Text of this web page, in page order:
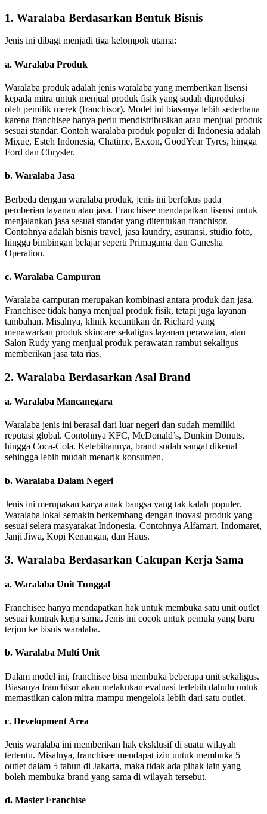
1. Waralaba Berdasarkan Bentuk Bisnis
Jenis ini dibagi menjadi tiga kelompok utama:
a. Waralaba Produk
Waralaba produk adalah jenis waralaba yang memberikan lisensi
kepada mitra untuk menjual produk fisik yang sudah diproduksi
oleh pemilik merek (franchisor). Model ini biasanya lebih sederhana
karena franchisee hanya perlu mendistribusikan atau menjual produk
sesuai standar. Contoh waralaba produk populer di Indonesia adalah
Mixue, Esteh Indonesia, Chatime, Exxon, GoodYear Tyres, hingga
Ford dan Chrysler.
b. Waralaba Jasa
Berbeda dengan waralaba produk, jenis ini berfokus pada
pemberian layanan atau jasa. Franchisee mendapatkan lisensi untuk
menjalankan jasa sesuai standar yang ditentukan franchisor.
Contohnya adalah bisnis travel, jasa laundry, asuransi, studio foto,
hingga bimbingan belajar seperti Primagama dan Ganesha
Operation.
c. Waralaba Campuran
Waralaba campuran merupakan kombinasi antara produk dan jasa.
Franchisee tidak hanya menjual produk fisik, tetapi juga layanan
tambahan. Misalnya, klinik kecantikan dr. Richard yang
menawarkan produk skincare sekaligus layanan perawatan, atau
Salon Rudy yang menjual produk perawatan rambut sekaligus
memberikan jasa tata rias.
2. Waralaba Berdasarkan Asal Brand
a. Waralaba Mancanegara
Waralaba jenis ini berasal dari luar negeri dan sudah memiliki
reputasi global. Contohnya KFC, McDonald’s, Dunkin Donuts,
hingga Coca-Cola. Kelebihannya, brand sudah sangat dikenal
sehingga lebih mudah menarik konsumen.
b. Waralaba Dalam Negeri
Jenis ini merupakan karya anak bangsa yang tak kalah populer.
Waralaba lokal semakin berkembang dengan inovasi produk yang
sesuai selera masyarakat Indonesia. Contohnya Alfamart, Indomaret,
Janji Jiwa, Kopi Kenangan, dan Haus.
3. Waralaba Berdasarkan Cakupan Kerja Sama
a. Waralaba Unit Tunggal
Franchisee hanya mendapatkan hak untuk membuka satu unit outlet
sesuai kontrak kerja sama. Jenis ini cocok untuk pemula yang baru
terjun ke bisnis waralaba.
b. Waralaba Multi Unit
Dalam model ini, franchisee bisa membuka beberapa unit sekaligus.
Biasanya franchisor akan melakukan evaluasi terlebih dahulu untuk
memastikan calon mitra mampu mengelola lebih dari satu outlet.
c. Development Area
Jenis waralaba ini memberikan hak eksklusif di suatu wilayah
tertentu. Misalnya, franchisee mendapat izin untuk membuka 5
outlet dalam 5 tahun di Jakarta, maka tidak ada pihak lain yang
boleh membuka brand yang sama di wilayah tersebut.
d. Master Franchise